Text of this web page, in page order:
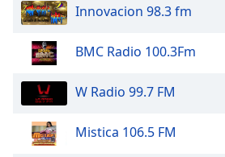
Innovacion 98.3 fm
BMC Radio 100.3Fm
W Radio 99.7 FM
Mistica 106.5 FM